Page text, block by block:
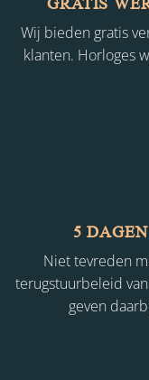
GRATIS
Wij bieden gratis
klanten. Horloges
5
Niet tevreden
terugstuurbeleid
geven